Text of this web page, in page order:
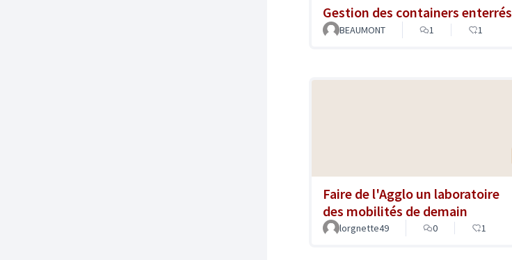
Gestion des containers enterrés
BEAUMONT
1 1
Faire de l'Agglo un laboratoire
des mobilités de demain
lorgnette49 0 1